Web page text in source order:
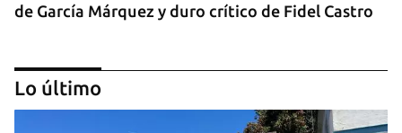
de García Márquez y duro crítico de Fidel Castro
Lo último